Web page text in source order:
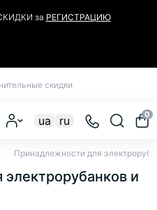
за РЕГИСТРАЦИЮ
скидки
ua ru 0
Принадлежности для
и